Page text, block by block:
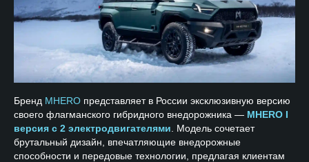
Бренд MHERO представляет в России эксклюзивную версию
своего флагманского гибридного внедорожника — MHERO I
версия с 2 электродвигателями . Модель сочетает
брутальный дизайн, впечатляющие внедорожные
способности и передовые технологии, предлагая клиентам